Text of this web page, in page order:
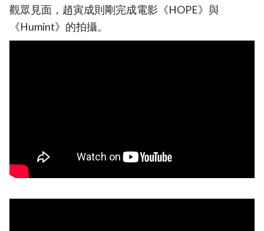
觀眾見面，趙寅成則剛完成電影《HOPE》與
《Humint》的拍攝。